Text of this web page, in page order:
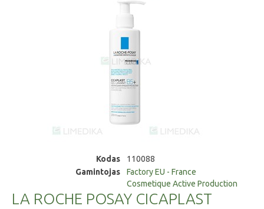
Kodas
110088
Gamintojas
Factory EU - France
Cosmetique Active Production
LA ROCHE POSAY CICAPLAST